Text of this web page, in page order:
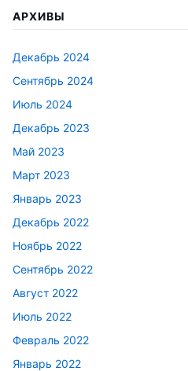
АРХИВЫ
Декабрь 2024
Сентябрь 2024
Июль 2024
Декабрь 2023
Май 2023
Март 2023
Январь 2023
Декабрь 2022
Ноябрь 2022
Сентябрь 2022
Август 2022
Июль 2022
Февраль 2022
Январь 2022